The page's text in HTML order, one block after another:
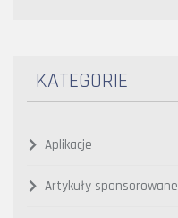
KATEGORIE
Aplikacje
Artykuły sponsorowane